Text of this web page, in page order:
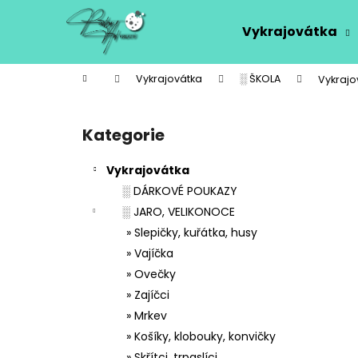
Vykrajovátka
Domů Vykrajovátka ░ ŠKOLA
Přeskočit
kategorie
Kategorie
Vykrajovátka
░ DÁRKOVÉ POUKAZY
░ JARO, VELIKONOCE
» Slepičky, kuřátka, husy
» Vajíčka
» Ovečky
» Zajíčci
» Mrkev
» Košíky, klobouky, konvičky
í
Zpět
do
Zpět
do